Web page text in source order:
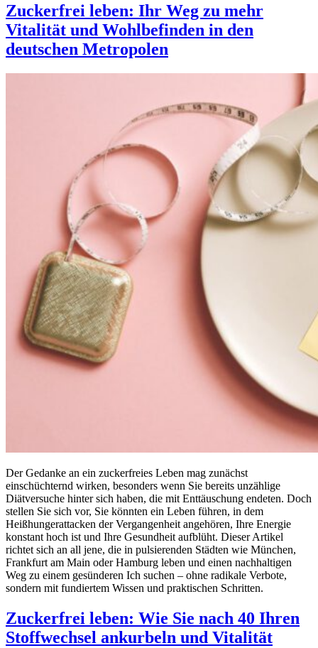
Zuckerfrei leben: Ihr Weg zu mehr
Vitalität und Wohlbefinden in den
deutschen Metropolen
Der Gedanke an ein zuckerfreies Leben mag zunächst
einschüchternd wirken, besonders wenn Sie bereits unzählige
Diätversuche hinter sich haben, die mit Enttäuschung endeten. Doch
stellen Sie sich vor, Sie könnten ein Leben führen, in dem
Heißhungerattacken der Vergangenheit angehören, Ihre Energie
konstant hoch ist und Ihre Gesundheit aufblüht. Dieser Artikel
richtet sich an all jene, die in pulsierenden Städten wie München,
Frankfurt am Main oder Hamburg leben und einen nachhaltigen
Weg zu einem gesünderen Ich suchen – ohne radikale Verbote,
sondern mit fundiertem Wissen und praktischen Schritten.
Zuckerfrei leben: Wie Sie nach 40 Ihren
Stoffwechsel ankurbeln und Vitalität